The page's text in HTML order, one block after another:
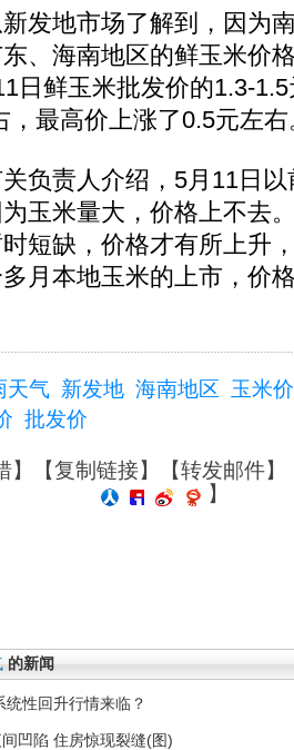
地市场了解到，因为
、海南地区的鲜玉米价
日鲜玉米批发价的1.3-
，最高价上涨了0.5元左右
责人介绍，5月11日以
玉米量大，价格上不去
短缺，价格才有所上升
月本地玉米的上市，价
天气 新发地 海南地区 玉米
批发价
】【复制链接】【转发邮件】
】
的新闻
性回升行情来临？
凹陷 住房惊现裂缝(图)